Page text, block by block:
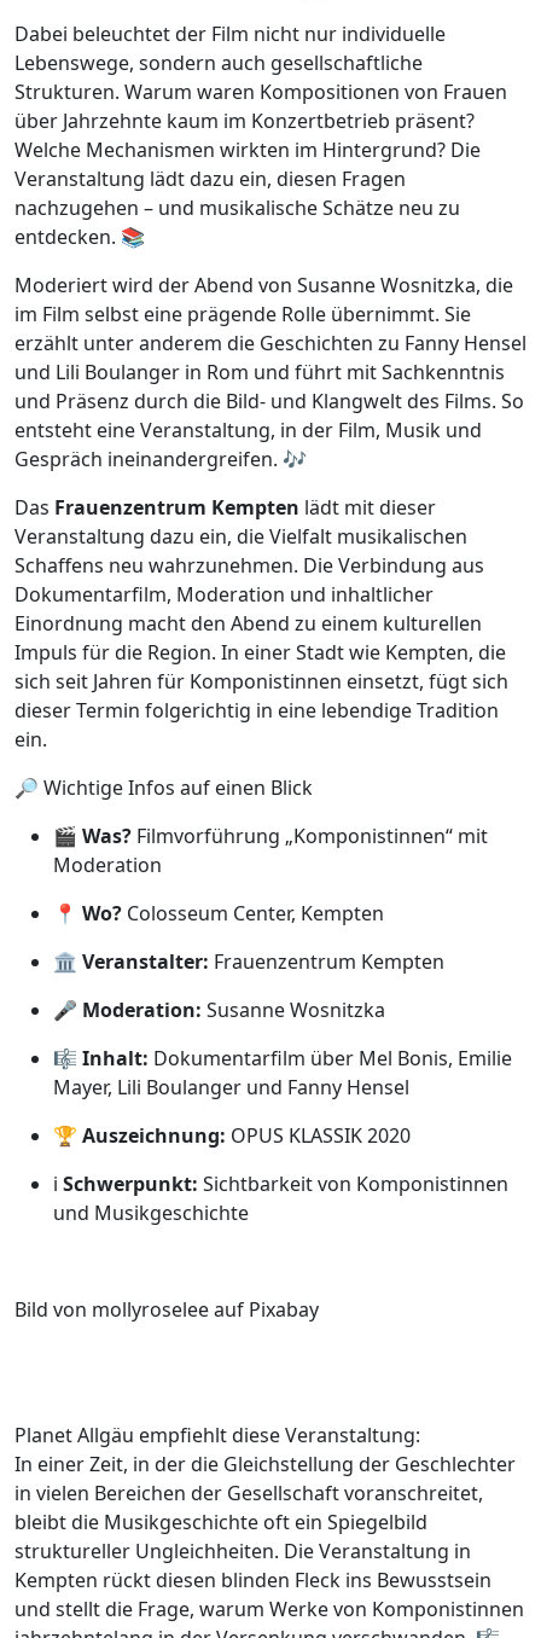
Dabei beleuchtet der Film nicht nur individuelle
Lebenswege, sondern auch gesellschaftliche
Strukturen. Warum waren Kompositionen von Frauen
über Jahrzehnte kaum im Konzertbetrieb präsent?
Welche Mechanismen wirkten im Hintergrund? Die
Veranstaltung lädt dazu ein, diesen Fragen
nachzugehen – und musikalische Schätze neu zu
entdecken. 📚
Moderiert wird der Abend von Susanne Wosnitzka, die
im Film selbst eine prägende Rolle übernimmt. Sie
erzählt unter anderem die Geschichten zu Fanny Hensel
und Lili Boulanger in Rom und führt mit Sachkenntnis
und Präsenz durch die Bild- und Klangwelt des Films. So
entsteht eine Veranstaltung, in der Film, Musik und
Gespräch ineinandergreifen. 🎶
Das Frauenzentrum Kempten lädt mit dieser
Veranstaltung dazu ein, die Vielfalt musikalischen
Schaffens neu wahrzunehmen. Die Verbindung aus
Dokumentarfilm, Moderation und inhaltlicher
Einordnung macht den Abend zu einem kulturellen
Impuls für die Region. In einer Stadt wie Kempten, die
sich seit Jahren für Komponistinnen einsetzt, fügt sich
dieser Termin folgerichtig in eine lebendige Tradition
ein.
🔎 Wichtige Infos auf einen Blick
🎬 Was? Filmvorführung „Komponistinnen“ mit
Moderation
📍 Wo? Colosseum Center, Kempten
🏛️ Veranstalter: Frauenzentrum Kempten
🎤 Moderation: Susanne Wosnitzka
🎼 Inhalt: Dokumentarfilm über Mel Bonis, Emilie
Mayer, Lili Boulanger und Fanny Hensel
🏆 Auszeichnung: OPUS KLASSIK 2020
ℹ️ Schwerpunkt: Sichtbarkeit von Komponistinnen
und Musikgeschichte
Bild von mollyroselee auf Pixabay
Planet Allgäu empfiehlt diese Veranstaltung:
In einer Zeit, in der die Gleichstellung der Geschlechter
in vielen Bereichen der Gesellschaft voranschreitet,
bleibt die Musikgeschichte oft ein Spiegelbild
struktureller Ungleichheiten. Die Veranstaltung in
Kempten rückt diesen blinden Fleck ins Bewusstsein
und stellt die Frage, warum Werke von Komponistinnen